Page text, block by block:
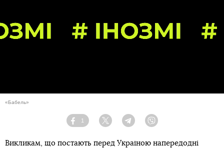
«Бабель»
Facebook
1
Twitter TelegramViber
Викликам, що постають перед Україною напередодні